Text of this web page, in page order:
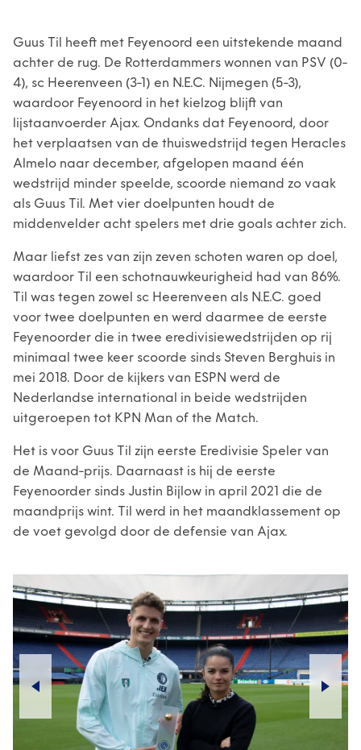
Guus Til heeft met Feyenoord een uitstekende maand
achter de rug. De Rotterdammers wonnen van PSV (0-
4), sc Heerenveen (3-1) en N.E.C. Nijmegen (5-3),
waardoor Feyenoord in het kielzog blijft van
lijstaanvoerder Ajax. Ondanks dat Feyenoord, door
het verplaatsen van de thuiswedstrijd tegen Heracles
Almelo naar december, afgelopen maand één
wedstrijd minder speelde, scoorde niemand zo vaak
als Guus Til. Met vier doelpunten houdt de
middenvelder acht spelers met drie goals achter zich.
Maar liefst zes van zijn zeven schoten waren op doel,
waardoor Til een schotnauwkeurigheid had van 86%.
Til was tegen zowel sc Heerenveen als N.E.C. goed
voor twee doelpunten en werd daarmee de eerste
Feyenoorder die in twee eredivisiewedstrijden op rij
minimaal twee keer scoorde sinds Steven Berghuis in
mei 2018. Door de kijkers van ESPN werd de
Nederlandse international in beide wedstrijden
uitgeroepen tot KPN Man of the Match.
Het is voor Guus Til zijn eerste Eredivisie Speler van
de Maand-prijs. Daarnaast is hij de eerste
Feyenoorder sinds Justin Bijlow in april 2021 die de
maandprijs wint. Til werd in het maandklassement op
de voet gevolgd door de defensie van Ajax.